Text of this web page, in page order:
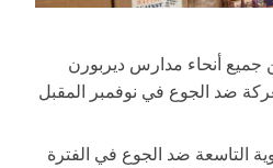
جميع أنحاء مدارس ديربورن
التاسعة ضد الجوع في الفترة